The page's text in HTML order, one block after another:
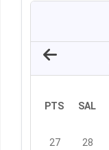
PTS SAL
27 28